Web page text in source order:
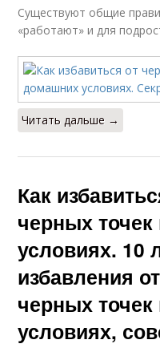
Существуют общие
«работают» и для
Читать дальше →
Как
черных
условиях. 10
избавления
черных
условиях,